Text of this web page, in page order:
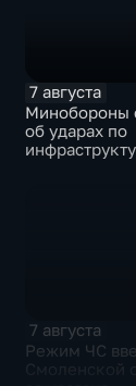
7 августа
Минобороны
об ударах по
7 августа
Режим ЧС